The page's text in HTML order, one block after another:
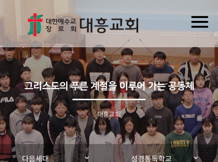
그리스도의 푸른 계절을 이루어 가는 공동체
대흥교회
다음세대 성경통독학교